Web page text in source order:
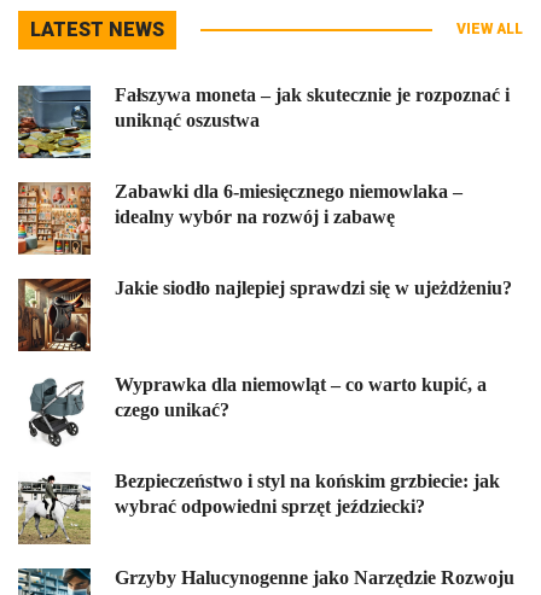
LATEST NEWS VIEW ALL
Fałszywa moneta – jak skutecznie je rozpoznać i
uniknąć oszustwa
Zabawki dla 6-miesięcznego niemowlaka –
idealny wybór na rozwój i zabawę
Jakie siodło najlepiej sprawdzi się w ujeżdżeniu?
Wyprawka dla niemowląt – co warto kupić, a
czego unikać?
Bezpieczeństwo i styl na końskim grzbiecie: jak
wybrać odpowiedni sprzęt jeździecki?
Grzyby Halucynogenne jako Narzędzie Rozwoju